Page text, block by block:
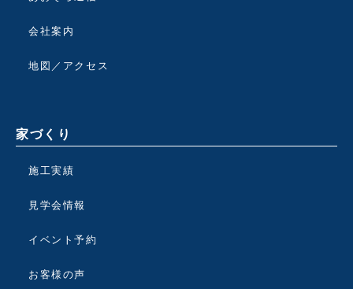
会社案内
地図／アクセス
家づくり
施工実績
見学会情報
イベント予約
お客様の声